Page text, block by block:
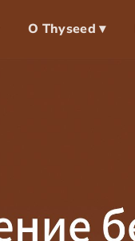
О Thyseed ▾